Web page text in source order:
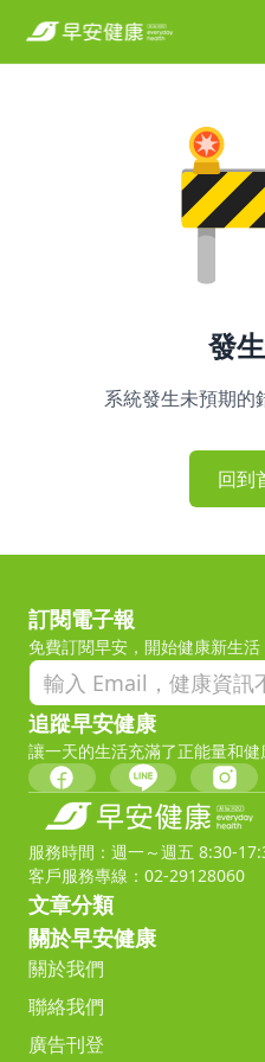
發
系統發生未預期的
回到
訂閱電子報
免費訂閱早安，開始健康新生活
追蹤早安健康
讓一天的生活充滿了正能量和健
服務時間：週一～週五 8:30-
客戶服務專線：02-29128060
文章分類
關於早安健康
關於我們
聯絡我們
廣告刊登